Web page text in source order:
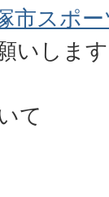
市スポ
いしま
て